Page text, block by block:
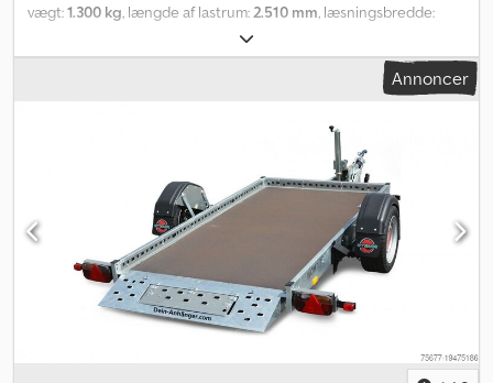
vægt:1.300 kg , længde af lastrum: 2.510 mm , læsningsbredde:
195/50r13c
trailerproducenten STEMA, model WOM XT - STS XT O2 En
senkomat eller også senklifttrailer købes ofte af motorcyklister.
ATV, plæneklipper og mindre maskiner. Til lastsikring er der et tre-
sidet hulrækværk samt et hulprofil i midten af gulvet.
Nedfældningen foregår via en manuel hydraulik. Denne biltrailer
udmærker sig ved sin brugervenlighed og stabilitet. Som
standardudstyr har den nedfældelige trailer det tre-sidede
hulrækværk, surringsprofil i midten af bunden, støttehjul, vipbar
nummerpladeholder, manuel hydraulik, stabilt fuldsvejset og
varmgalvaniseret chassis samt V-trækaksling. Dcedpfx Aasfr
Uxbomjk De præcise udstyrsdetaljer og tekniske data finder du
længere nede. Som ekstraudstyr har vi motorcykelvugger,
motorcykelskinner, presenning og stativ, sidestykke, 100 km/t
Annoncer